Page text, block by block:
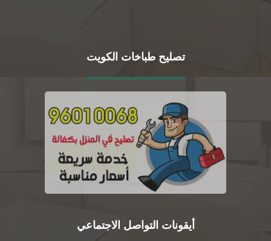
تصليح طباخات الكويت
أيقونات التواصل الاجتماعي